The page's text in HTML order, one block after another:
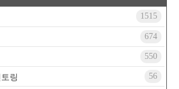
1515
674
550
링 56